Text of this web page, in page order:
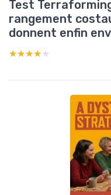
Test
rangement
donnent enfin
★★★★★
★★★★★